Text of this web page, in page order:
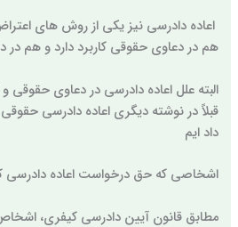
اعاده دادرسی نیز یکی از روش های
هم در دعاوی حقوقی کاربرد دارد و هم در
البته علل اعاده دادرسی در دعاوی
قبلاً در نوشته دیگری اعاده دادرسی حقوقی
داد ایم
اشخاصی که حق درخواست اعاده دادرسی
مطابق قانون آیین دادرسی کیفری،